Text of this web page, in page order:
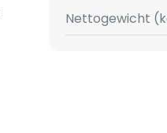
Nettogewicht